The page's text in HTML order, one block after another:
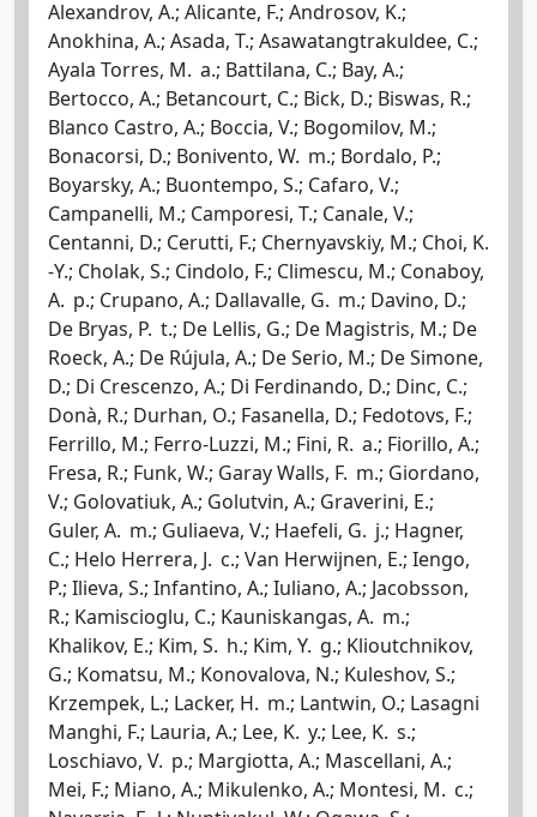
Alexandrov, A.; Alicante, F.; Androsov, K.;
Anokhina, A.; Asada, T.; Asawatangtrakuldee, C.;
Ayala Torres, M. a.; Battilana, C.; Bay, A.;
Bertocco, A.; Betancourt, C.; Bick, D.; Biswas, R.;
Blanco Castro, A.; Boccia, V.; Bogomilov, M.;
Bonacorsi, D.; Bonivento, W. m.; Bordalo, P.;
Boyarsky, A.; Buontempo, S.; Cafaro, V.;
Campanelli, M.; Camporesi, T.; Canale, V.;
Centanni, D.; Cerutti, F.; Chernyavskiy, M.; Choi, K.
-Y.; Cholak, S.; Cindolo, F.; Climescu, M.; Conaboy,
A. p.; Crupano, A.; Dallavalle, G. m.; Davino, D.;
De Bryas, P. t.; De Lellis, G.; De Magistris, M.; De
Roeck, A.; De Rújula, A.; De Serio, M.; De Simone,
D.; Di Crescenzo, A.; Di Ferdinando, D.; Dinc, C.;
Donà, R.; Durhan, O.; Fasanella, D.; Fedotovs, F.;
Ferrillo, M.; Ferro-Luzzi, M.; Fini, R. a.; Fiorillo, A.;
Fresa, R.; Funk, W.; Garay Walls, F. m.; Giordano,
V.; Golovatiuk, A.; Golutvin, A.; Graverini, E.;
Guler, A. m.; Guliaeva, V.; Haefeli, G. j.; Hagner,
C.; Helo Herrera, J. c.; Van Herwijnen, E.; Iengo,
P.; Ilieva, S.; Infantino, A.; Iuliano, A.; Jacobsson,
R.; Kamiscioglu, C.; Kauniskangas, A. m.;
Khalikov, E.; Kim, S. h.; Kim, Y. g.; Klioutchnikov,
G.; Komatsu, M.; Konovalova, N.; Kuleshov, S.;
Krzempek, L.; Lacker, H. m.; Lantwin, O.; Lasagni
Manghi, F.; Lauria, A.; Lee, K. y.; Lee, K. s.;
Loschiavo, V. p.; Margiotta, A.; Mascellani, A.;
Mei, F.; Miano, A.; Mikulenko, A.; Montesi, M. c.;